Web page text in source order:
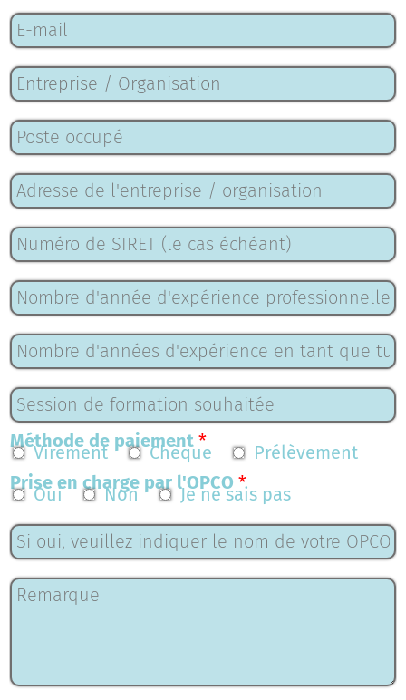
E-mail
*
Entreprise / Organisation
Poste occupé
*
Adresse de l'entreprise / organisation
*
Numéro de SIRET (le cas échéant)
Nombre d'année d'expérience professionnelle
*
Nombre d'années d'expérience en tant que tuteur / maître d'apprentissage
*
Session de formation souhaitée
*
Méthode de paiement *
Virement Chèque
Prélèvement
Prise en charge par l'OPCO *
Oui Non Je ne sais pas
Si oui, veuillez indiquer le nom de votre OPCO
Remarque